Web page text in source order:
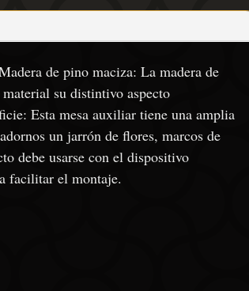
de pino maciza: La madera de
su distintivo aspecto
Esta mesa auxiliar tiene una amplia
un jarrón de flores, marcos de
debe usarse con el dispositivo
facilitar el montaje.